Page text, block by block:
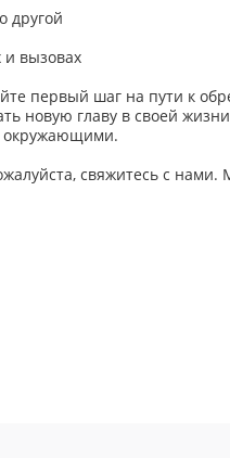
другой
и вызовах
первый шаг на пути к
новую главу в своей
окружающими.
свяжитесь с